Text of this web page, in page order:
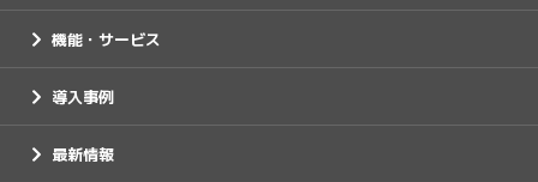
機能・サービス
導入事例
最新情報